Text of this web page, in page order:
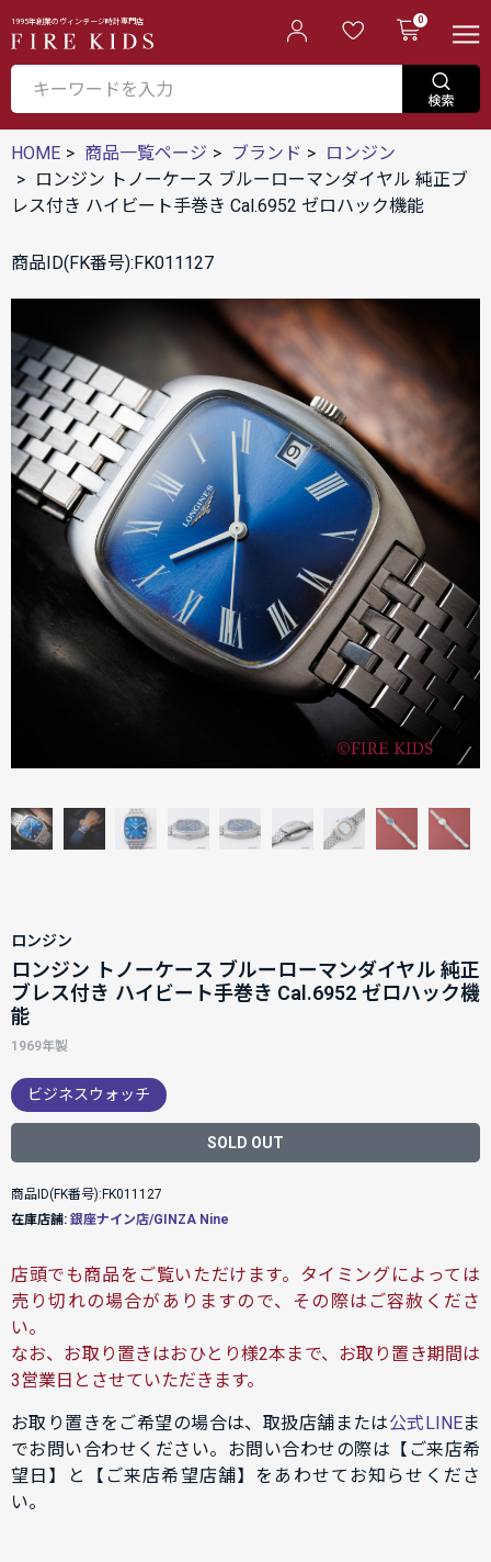
1995年創業のヴィンテージ時計専門店 0
HOME 商品一覧ページ ブランド
ロンジン
ロンジン トノーケース ブルーローマンダイヤル 純正ブ
レス付き ハイビート手巻き Cal.6952 ゼロハック機能
商品ID(FK番号):FK011127
ロンジン
ロンジン トノーケース ブルーローマンダイヤル 純正
ブレス付き ハイビート手巻き Cal.6952 ゼロハック機
能
1969年製
ビジネスウォッチ
SOLD OUT
商品ID(FK番号):FK011127
在庫店舗: 銀座ナイン店/GINZA Nine
店頭でも商品をご覧いただけます。タイミングによっては
売り切れの場合がありますので、その際はご容赦くださ
い。
なお、お取り置きはおひとり様2本まで、お取り置き期間は
3営業日とさせていただきます。
お取り置きをご希望の場合は、取扱店舗または公式LINEま
でお問い合わせください。お問い合わせの際は【ご来店希
望日】と【ご来店希望店舗】をあわせてお知らせくださ
い。